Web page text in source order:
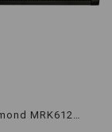
Manuel Raymond MRK6125P Org